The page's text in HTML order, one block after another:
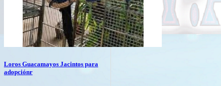
Loros Guacamayos Jacintos para
adopciónr